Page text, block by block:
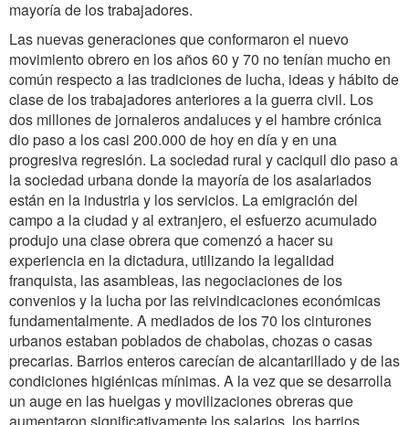
mayoría de los trabajadores.
Las nuevas generaciones que conformaron el nuevo
movimiento obrero en los años 60 y 70 no tenían mucho en
común respecto a las tradiciones de lucha, ideas y hábito de
clase de los trabajadores anteriores a la guerra civil. Los
dos millones de jornaleros andaluces y el hambre crónica
dio paso a los casi 200.000 de hoy en día y en una
progresiva regresión. La sociedad rural y caciquil dio paso a
la sociedad urbana donde la mayoría de los asalariados
están en la industria y los servicios. La emigración del
campo a la ciudad y al extranjero, el esfuerzo acumulado
produjo una clase obrera que comenzó a hacer su
experiencia en la dictadura, utilizando la legalidad
franquista, las asambleas, las negociaciones de los
convenios y la lucha por las reivindicaciones económicas
fundamentalmente. A mediados de los 70 los cinturones
urbanos estaban poblados de chabolas, chozas o casas
precarias. Barrios enteros carecían de alcantarillado y de las
condiciones higiénicas mínimas. A la vez que se desarrolla
un auge en las huelgas y movilizaciones obreras que